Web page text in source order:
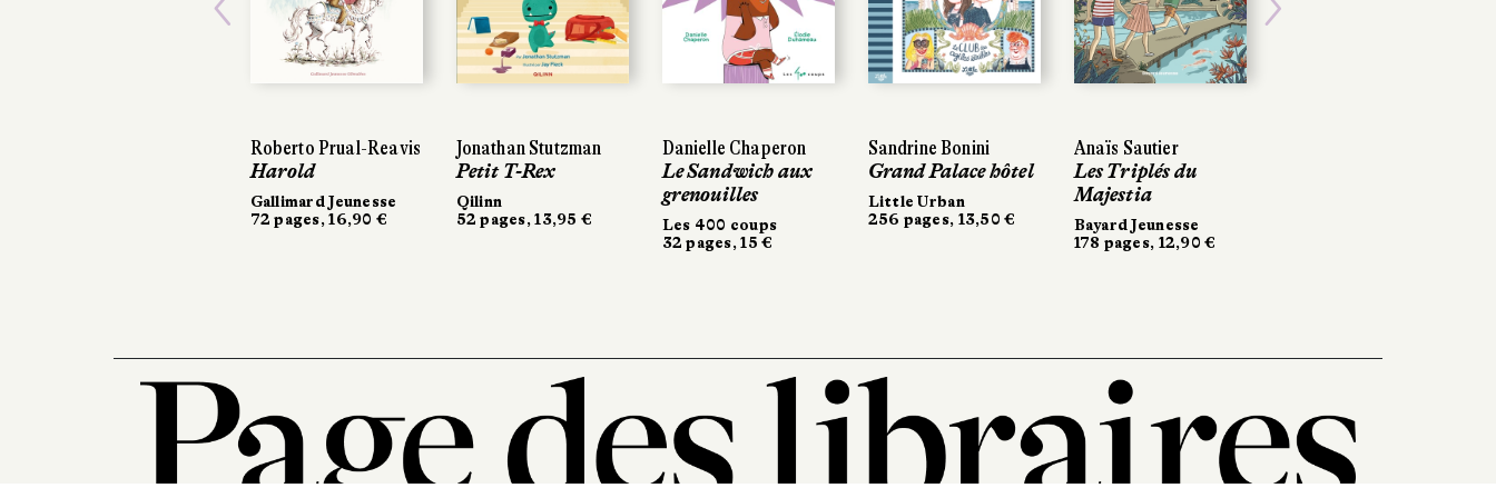
Roberto Prual-Reavis
Harold
Gallimard Jeunesse
72 pages, 16,90 €
Jonathan Stutzman
Petit T-Rex
Qilinn
52 pages, 13,95 €
Danielle Chaperon
Le Sandwich aux
grenouilles
Les 400 coups
32 pages, 15 €
Sandrine Bonini
Grand Palace hôtel
Little Urban
256 pages, 13,50 €
Anaïs Sautier
Les Triplés du
Majestia
Bayard Jeunesse
178 pages, 12,90 €
Jonathan Stutzman
Petit T-Rex
Qilinn
52 pages, 13,95 €
Danielle Chaperon
Le Sandwich aux
grenouilles
Les 400 coups
32 pages, 15 €
Sandrine Bonini
Grand Palace hôtel
Little Urban
256 pages, 13,50 €
Anaïs Sautier
Les Triplés du
Majestia
Bayard Jeunesse
178 pages, 12,90 €
Previous